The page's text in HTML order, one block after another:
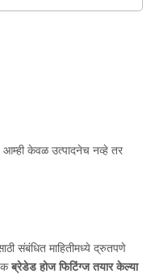
केवळ उत्पादनेच नव्हे तर
संबंधित माहितीमध्ये द्रुतपणे
ब्रेडेड होज फिटिंग्ज तयार केल्या